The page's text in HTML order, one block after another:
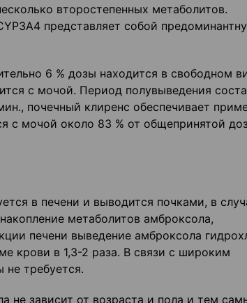
второстепенных метаболитов.
представляет собой
6 % дозы находится в свободном
с мочой. Период полувыведения
почечный клиренс обеспечивает
с мочой около 83 % от общепринятой
в печени и выводится почками, в
метаболитов амброксола,
печени выведение амброксола
крови в 1,3-2 раза. В связи с широким
требуется.
не зависит от возраста и пола и тем